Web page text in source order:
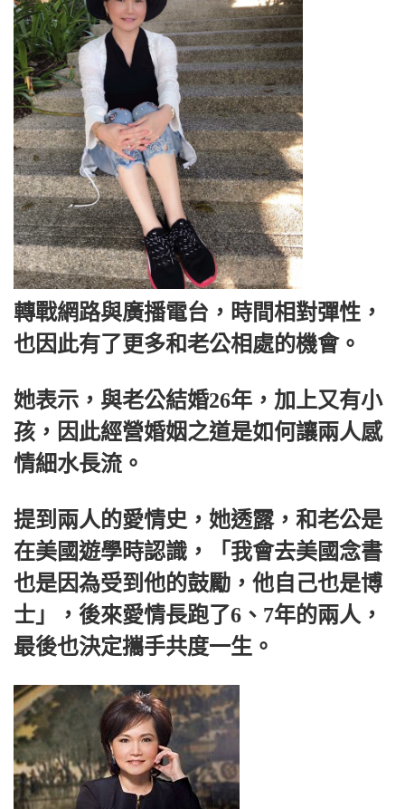
轉戰網路與廣播電台，時間相對彈性，
也因此有了更多和老公相處的機會。
她表示，與老公結婚26年，加上又有小
孩，因此經營婚姻之道是如何讓兩人感
情細水長流。
提到兩人的愛情史，她透露，和老公是
在美國遊學時認識，「我會去美國念書
也是因為受到他的鼓勵，他自己也是博
士」，後來愛情長跑了6、7年的兩人，
最後也決定攜手共度一生。